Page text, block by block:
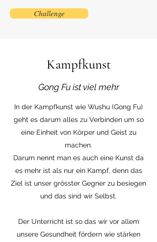
Challenge
Kampfkunst
Gong Fu ist viel mehr
In der Kampfkunst wie Wushu (Gong Fu)
geht es darum alles zu Verbinden um so
eine Einheit von Körper und Geist zu
machen.
Darum nennt man es auch eine Kunst da
es mehr ist als nur ein Kampf, denn das
Ziel ist unser grösster Gegner zu besiegen
und das sind wir Selbst.
Der Unterricht ist so das wir vor allem
unsere Gesundheit fördern wie stärken